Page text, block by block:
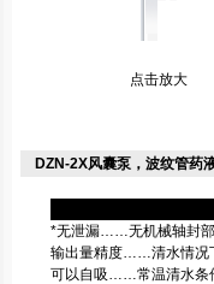
点击放大
DZN-2X风囊泵，波纹管药
*无泄漏……无机械轴封
输出量精度……清水情况
可以自吸……常温清水条